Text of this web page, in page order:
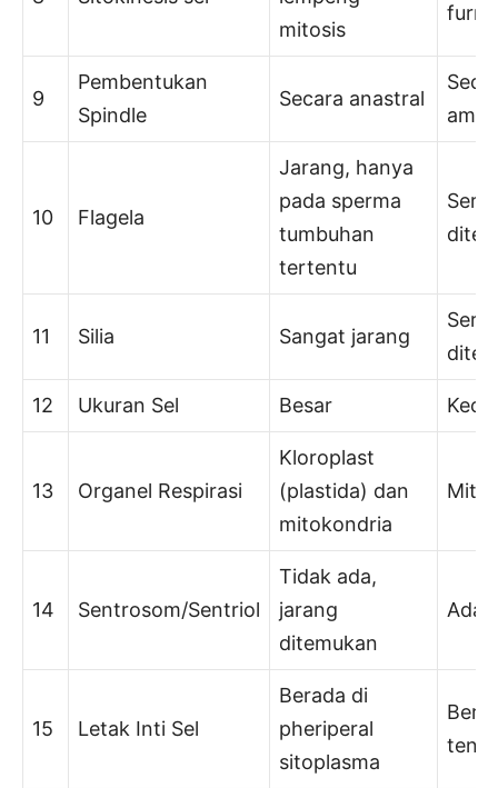
mitosis
9
Pembentukan
Spindle
Secara anastral
10 Flagela
Jarang, hanya
pada sperma
tumbuhan
tertentu
11 Silia Sangat jarang
12 Ukuran Sel Besar Kecil
13 Organel Respirasi
Kloroplast
(plastida) dan
mitokondria
14 Sentrosom/Sentriol
Tidak ada,
jarang
ditemukan
Ada
15 Letak Inti Sel
Berada di
pheriperal
sitoplasma